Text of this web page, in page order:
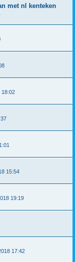
met nl kenteken
18:02
15:54
19:19
17:42